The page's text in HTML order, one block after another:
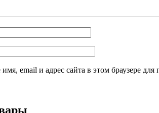
email и адрес сайта в этом браузере